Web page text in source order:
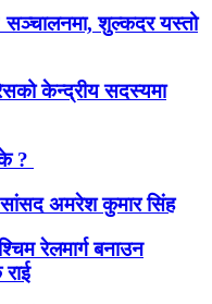
सञ्चालनमा, शुल्कदर यस्तो
केन्द्रीय सदस्यमा
?
अमरेश कुमार सिंह
रेलमार्ग बनाउन